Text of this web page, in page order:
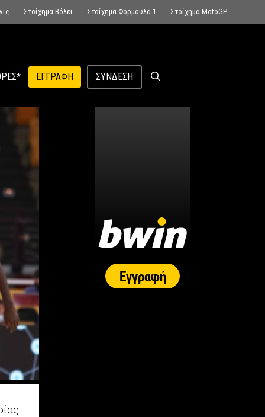
Στοίχημα Βόλει Στοίχημα Φόρμουλα 1 Στοίχημα MotoGP
ΕΓΓΡΑΦΉ ΣΎΝΔΕΣΗ